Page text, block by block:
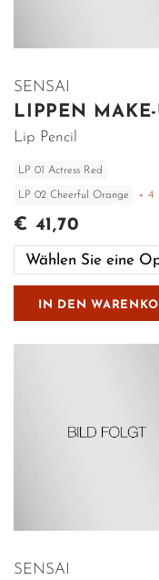
SENSAI
LIPPEN MAKE-
Lip Pencil
LP 01 Actress Red
LP 02 Cheerful Orange + 4
€ 41,70
IN DEN
SENSAI